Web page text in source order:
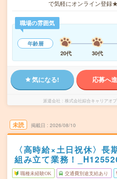
で気軽にオンライン登
職場の雰囲気
年齢層
20代
30代
気になる! 応募へ
派遣会社 株式会社綜合キャリアオ
未読 掲載日 2026/08/10
〈高時給×土日祝休〉長
組み立て業務！
職種未経験OK 交通費別途支給あり